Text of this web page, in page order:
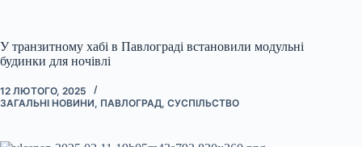
У транзитному хабі в Павлограді встановили модульні
будинки для ночівлі
12 ЛЮТОГО, 2025
ЗАГАЛЬНІ НОВИНИ, ПАВЛОГРАД, СУСПІЛЬСТВО